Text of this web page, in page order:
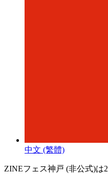
中文 (繁體)
ZINEフェス神戸 (非公式)は